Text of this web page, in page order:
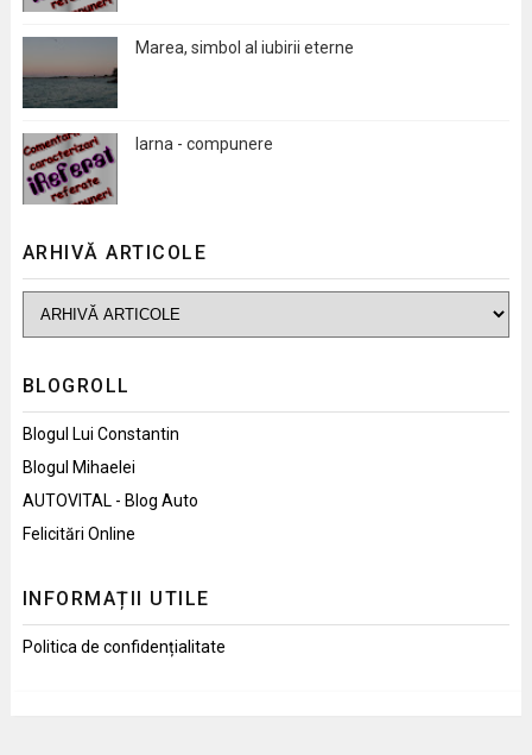
Marea, simbol al iubirii eterne
Iarna - compunere
ARHIVĂ ARTICOLE
BLOGROLL
Blogul Lui Constantin
Blogul Mihaelei
AUTOVITAL - Blog Auto
Felicitări Online
INFORMAȚII UTILE
Politica de confidențialitate